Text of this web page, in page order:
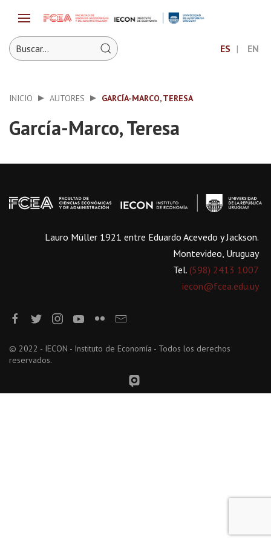
ES EN
INICIO AUTORES GARCÍA-MARCO, TERESA
García-Marco, Teresa
Lauro Müller 1921 entre Eduardo Acevedo y Jackson.
Montevideo, Uruguay
Tel. (598) 2413 1007
iecon@fcea.edu.uy
© 2022 - IECON - Instituto de Economía - Todos los derechos
reservados.